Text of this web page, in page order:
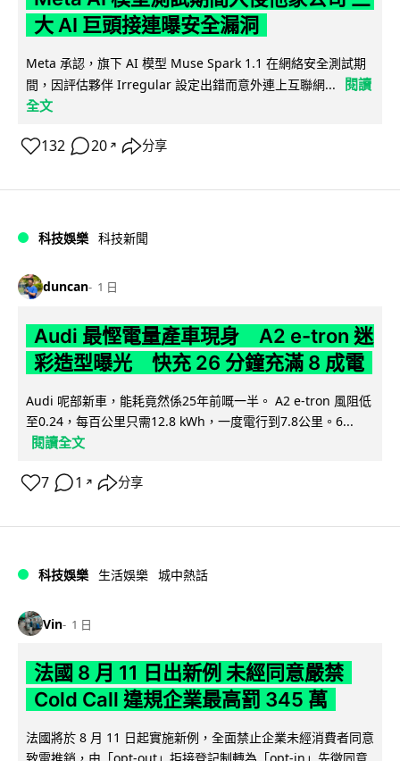
大 AI 巨頭接連曝安全漏洞
Meta 承認，旗下 AI 模型 Muse Spark 1.1 在網絡安全測試期
間，因評估夥伴 Irregular 設定出錯而意外連上互聯網...
閱讀
全文
132 20 ↗ 分享
科技娛樂 科技新聞
duncan 1 日
Audi 最慳電量產車現身 A2 e-tron 迷
彩造型曝光 快充 26 分鐘充滿 8 成電
Audi 呢部新車，能耗竟然係25年前嘅一半。 A2 e-tron 風阻低
至0.24，每百公里只需12.8 kWh，一度電行到7.8公里。6...
閱讀全文
7 1 ↗ 分享
科技娛樂 生活娛樂 城中熱話
Vin 1 日
法國 8 月 11 日出新例 未經同意嚴禁
Cold Call 違規企業最高罰 345 萬
法國將於 8 月 11 日起實施新例，全面禁止企業未經消費者同意